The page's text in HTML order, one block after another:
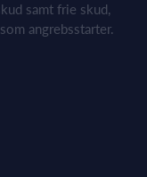
samt frie skud,
angrebsstarter.